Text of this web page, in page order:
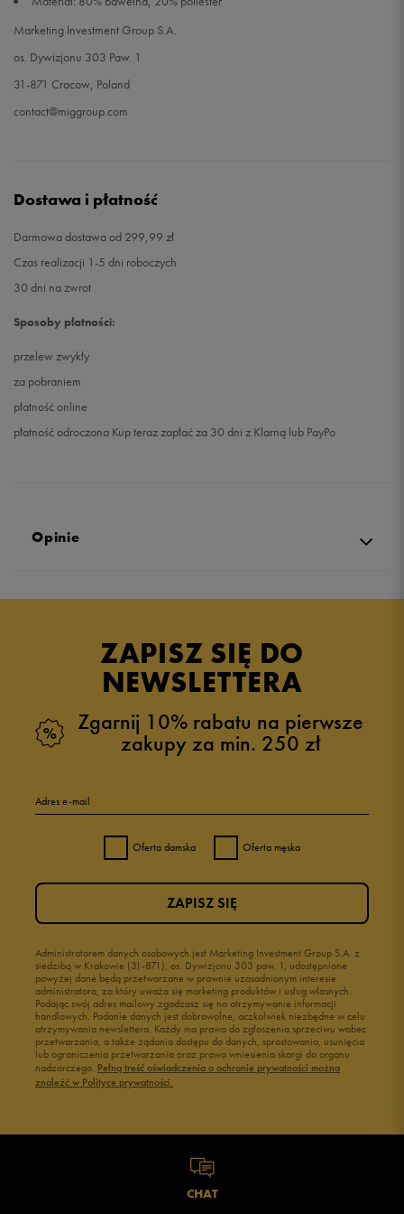
Marketing Investment Group S.A.
os. Dywizjonu 303 Paw. 1
31-871 Cracow, Poland
contact@miggroup.com
Dostawa i płatność
Darmowa dostawa od 299,99 zł
Czas realizacji 1-5 dni roboczych
30 dni na zwrot
Sposoby płatności:
przelew zwykły
za pobraniem
płatność online
płatność odroczona Kup teraz zapłać za 30 dni z Klarną lub PayPo
Opinie
ZAPISZ SIĘ DO
NEWSLETTERA
Zgarnij 10% rabatu na pierwsze
zakupy za min. 250 zł
Adres e-mail
Oferta damska Oferta męska
Administratorem danych osobowych jest Marketing Investment Group S.A. z
siedzibą w Krakowie (31-871), os. Dywizjonu 303 paw. 1, udostępnione
powyżej dane będą przetwarzane w prawnie uzasadnionym interesie
administratora, za który uważa się marketing produktów i usług własnych.
Podając swój adres mailowy zgadzasz się na otrzymywanie informacji
handlowych. Podanie danych jest dobrowolne, aczkolwiek niezbędne w celu
otrzymywania newslettera. Każdy ma prawo do zgłoszenia sprzeciwu wobec
przetwarzania, a także żądania dostępu do danych, sprostowania, usunięcia
lub ograniczenia przetwarzania oraz prawo wniesienia skargi do organu
nadzorczego. Pełną treść oświadczenia o ochronie prywatności można
znaleźć w Polityce prywatności.
ZAPISZ SIĘ
CHAT